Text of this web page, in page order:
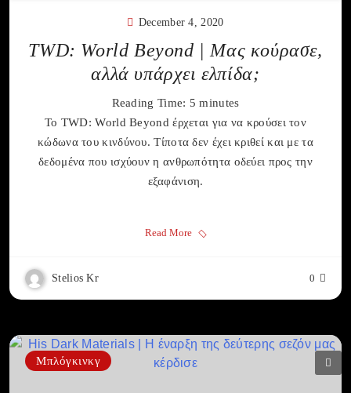
December 4, 2020
TWD: World Beyond | Μας κούρασε,
αλλά υπάρχει ελπίδα;
Reading Time: 5 minutes
Το TWD: World Beyond έρχεται για να κρούσει τον
κώδωνα του κινδύνου. Τίποτα δεν έχει κριθεί και με τα
δεδομένα που ισχύουν η ανθρωπότητα οδεύει προς την
εξαφάνιση.
Read More
Stelios Kr 0
Μπλόγκινκγ